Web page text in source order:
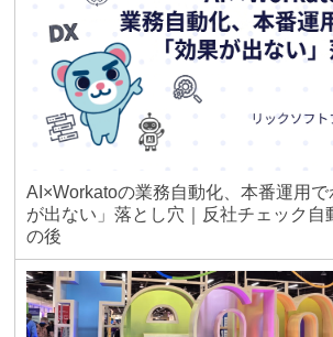
AI×Workatoの業務自動化、本番運用
が出ない」落とし穴｜反社チェック自
の後